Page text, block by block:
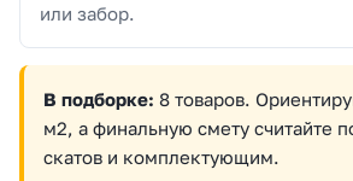
или забор.
В подборке: 8 товаров.
м2, а финальную смету считайте
скатов и комплектующим.